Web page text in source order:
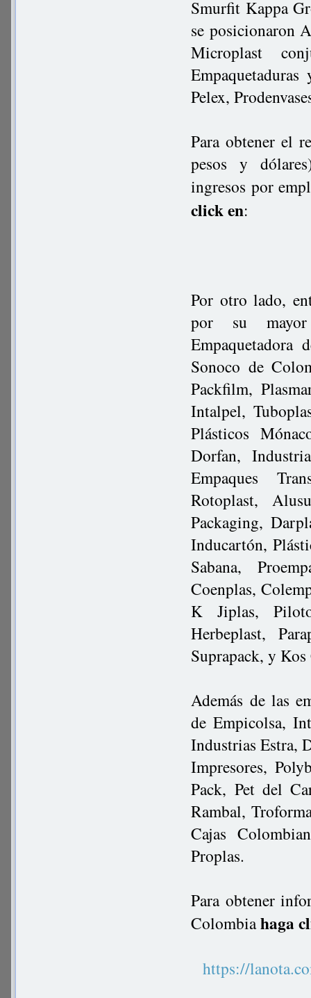
Smurfit Kappa
se posicionaron
Microplast
Pelex,
Para obtener el
pesos y
ingresos por
click en:
Por otro lado,
por su
Empaquetadora
Sonoco de
Packfilm,
Intalpel,
Plásticos
Dorfan,
Empaques
Rotoplast,
Packaging,
Inducartón,
Sabana,
Coenplas,
K Jiplas,
Herbeplast,
Suprapack, y
Además de las
de Empicolsa,
Industrias Estra,
Impresores,
Pack, Pet del
Rambal,
Cajas
Proplas.
Para obtener
Colombiahaga
https://